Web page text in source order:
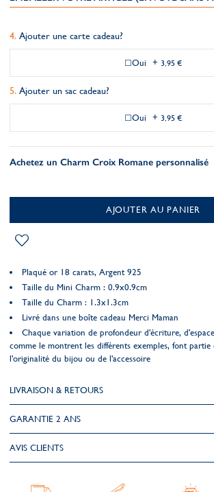
Ajouter une carte cadeau?
Oui + 3,95 €
Ajouter un sac cadeau?
Oui + 3,95 €
Achetez un Charm Croix Romane personnalisé
AJOUTER AU PANIER
Plaqué or 18 carats, Argent 925
Taille du Mini Charm : 0.9x0.9cm
Taille du Charm : 1.3x1.3cm
Livré dans une boîte cadeau Merci Maman
Chaque variation de profondeur d'écriture,
comme le montrent les différents exemples, font partie
l'originalité du bijou ou de l'accessoire
LIVRAISON & RETOURS
GARANTIE 2 ANS
AVIS CLIENTS